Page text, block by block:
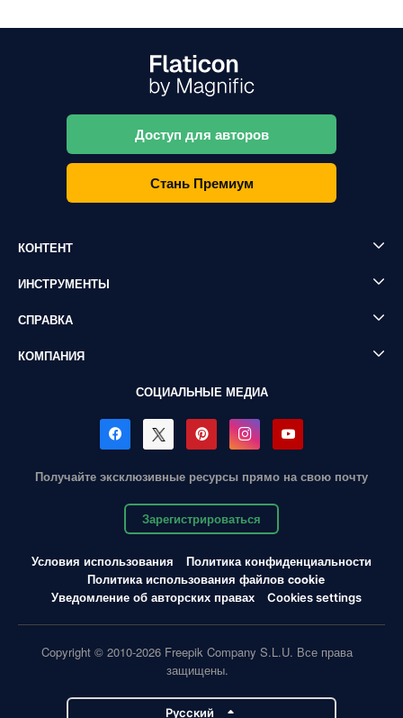
Доступ для авторов
Стань Премиум
КОНТЕНТ
ИНСТРУМЕНТЫ
СПРАВКА
КОМПАНИЯ
СОЦИАЛЬНЫЕ МЕДИА
Получайте эксклюзивные ресурсы прямо на свою почту
Зарегистрироваться
Условия использования
Политика конфиденциальности
Политика использования файлов cookie
Уведомление об авторских правах
Cookies settings
Copyright © 2010-2026 Freepik Company S.L.U. Все права
защищены.
Pусский